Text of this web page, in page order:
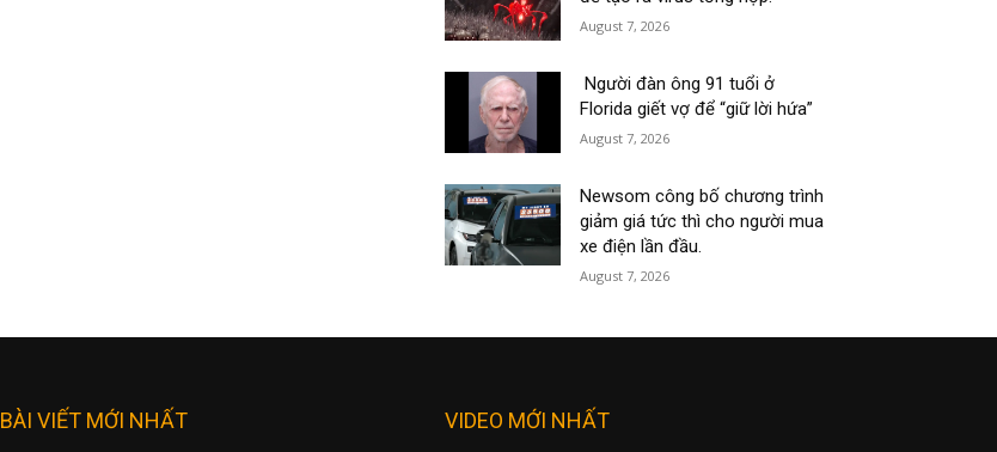
August 7, 2026
Người đàn ông 91 tuổi ở
Florida giết vợ để “giữ lời hứa”
August 7, 2026
Newsom công bố chương trình
giảm giá tức thì cho người mua
xe điện lần đầu.
August 7, 2026
BÀI VIẾT MỚI NHẤT VIDEO MỚI NHẤT